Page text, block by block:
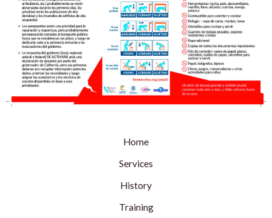
Home
Services
History
Training